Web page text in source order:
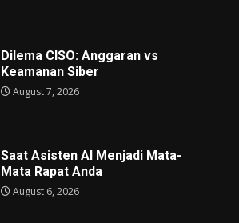
Dilema CISO: Anggaran vs
Keamanan Siber
August 7, 2026
Saat Asisten AI Menjadi Mata-
Mata Rapat Anda
August 6, 2026